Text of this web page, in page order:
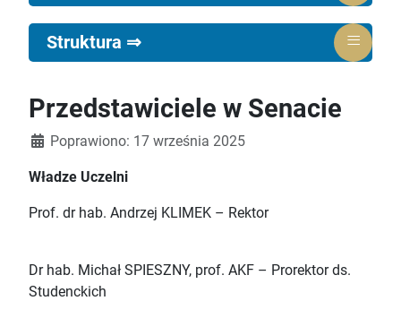
Struktura ⇒ ≡
Przedstawiciele w Senacie
Poprawiono: 17 września 2025
Władze Uczelni
Prof. dr hab. Andrzej KLIMEK – Rektor
Dr hab. Michał SPIESZNY, prof. AKF – Prorektor ds.
Studenckich